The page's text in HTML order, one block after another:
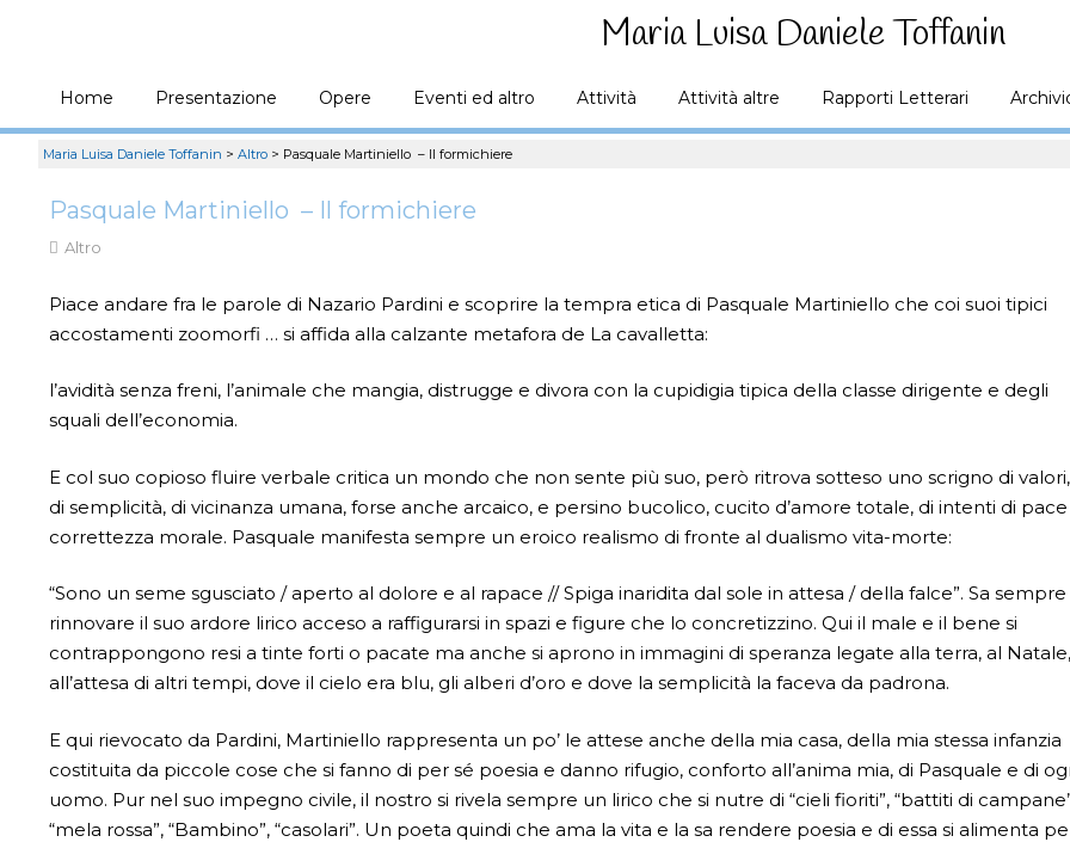
Maria Luisa Daniele Toffanin
Home Presentazione Opere Eventi ed altro Attività Attività altre Rapporti Letterari
Maria Luisa Daniele Toffanin > Altro > Pasquale Martiniello – Il formichiere
Pasquale Martiniello – Il formichiere
Altro
Piace andare fra le parole di Nazario Pardini e scoprire la tempra etica di Pasquale Martiniello che coi suoi tipici
accostamenti zoomorfi … si affida alla calzante metafora de La cavalletta:
l’avidità senza freni, l’animale che mangia, distrugge e divora con la cupidigia tipica della classe dirigente e degli
squali dell’economia.
E col suo copioso fluire verbale critica un mondo che non sente più suo, però ritrova sotteso uno scrigno di valori,
di semplicità, di vicinanza umana, forse anche arcaico, e persino bucolico, cucito d’amore totale, di intenti di
correttezza morale. Pasquale manifesta sempre un eroico realismo di fronte al dualismo vita-morte:
“Sono un seme sgusciato / aperto al dolore e al rapace // Spiga inaridita dal sole in attesa / della falce”. Sa sempre
rinnovare il suo ardore lirico acceso a raffigurarsi in spazi e figure che lo concretizzino. Qui il male e il bene si
contrappongono resi a tinte forti o pacate ma anche si aprono in immagini di speranza legate alla terra, al Natale,
all’attesa di altri tempi, dove il cielo era blu, gli alberi d’oro e dove la semplicità la faceva da padrona.
E qui rievocato da Pardini, Martiniello rappresenta un po’ le attese anche della mia casa, della mia stessa infanzia
costituita da piccole cose che si fanno di per sé poesia e danno rifugio, conforto all’anima mia, di Pasquale e di
uomo. Pur nel suo impegno civile, il nostro si rivela sempre un lirico che si nutre di “cieli fioriti”, “battiti di
“mela rossa”, “Bambino”, “casolari”. Un poeta quindi che ama la vita e la sa rendere poesia e di essa si alimenta